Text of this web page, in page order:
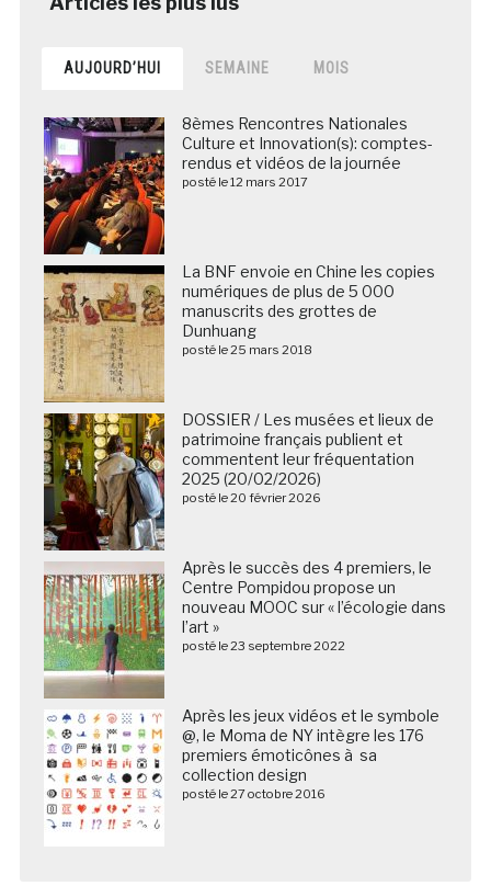
AUJOURD’HUI SEMAINE MOIS
8èmes Rencontres Nationales
Culture et Innovation(s): comptes-
rendus et vidéos de la journée
posté le 12 mars 2017
La BNF envoie en Chine les copies
numériques de plus de 5 000
manuscrits des grottes de
Dunhuang
posté le 25 mars 2018
DOSSIER / Les musées et lieux de
patrimoine français publient et
commentent leur fréquentation
2025 (20/02/2026)
posté le 20 février 2026
Après le succès des 4 premiers, le
Centre Pompidou propose un
nouveau MOOC sur « l’écologie dans
l’art »
posté le 23 septembre 2022
Après les jeux vidéos et le symbole
@, le Moma de NY intègre les 176
premiers émoticônes à sa
collection design
posté le 27 octobre 2016